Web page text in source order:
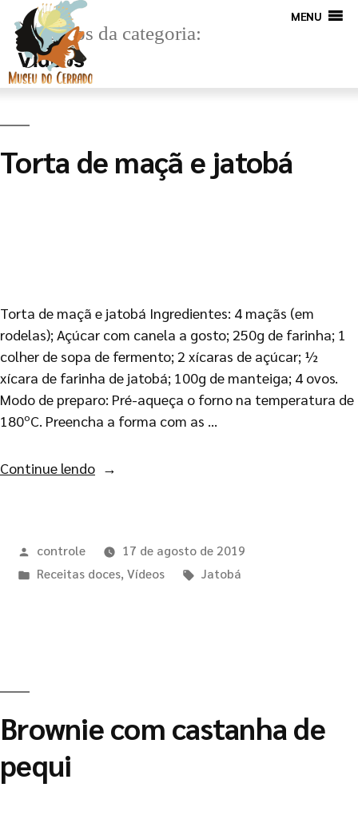
MENU
Arquivos da categoria:
Vídeos
Torta de maçã e jatobá
Torta de maçã e jatobá Ingredientes: 4 maçãs (em
rodelas); Açúcar com canela a gosto; 250g de farinha; 1
colher de sopa de fermento; 2 xícaras de açúcar; ½
xícara de farinha de jatobá; 100g de manteiga; 4 ovos.
Modo de preparo: Pré-aqueça o forno na temperatura de
180ºC. Preencha a forma com as …
Continue lendo
controle
17 de agosto de 2019
Receitas doces, Vídeos Jatobá
Brownie com castanha de
pequi